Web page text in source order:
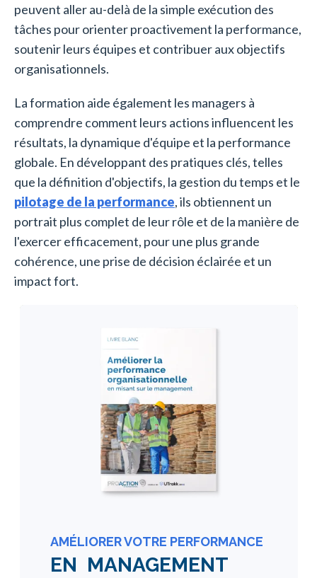
peuvent aller au-delà de la simple exécution des
tâches pour orienter proactivement la performance,
soutenir leurs équipes et contribuer aux objectifs
organisationnels.
La formation aide également les managers à
comprendre comment leurs actions influencent les
résultats, la dynamique d'équipe et la performance
globale. En développant des pratiques clés, telles
que la définition d'objectifs, la gestion du temps et le
pilotage de la performance, ils obtiennent un
portrait plus complet de leur rôle et de la manière de
l'exercer efficacement, pour une plus grande
cohérence, une prise de décision éclairée et un
impact fort.
AMÉLIORER VOTRE PERFORMANCE
EN MANAGEMENT